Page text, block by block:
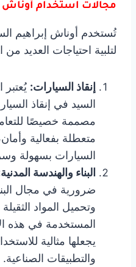
مجالات استخدام أوناش
تُستخدم أوناش إبراهيم
لتلبية احتياجات العديد
إنقاذ السيارات:
السيد في إنقاذ
مصممة خصيصًا
متعطلة بفعالية
السيارات بسهولة
البناء والهندسة
ضرورية في مجال
وتحميل المواد
المستخدمة في هذه
يجعلها مثالية
والتطبيقات الصناعية.